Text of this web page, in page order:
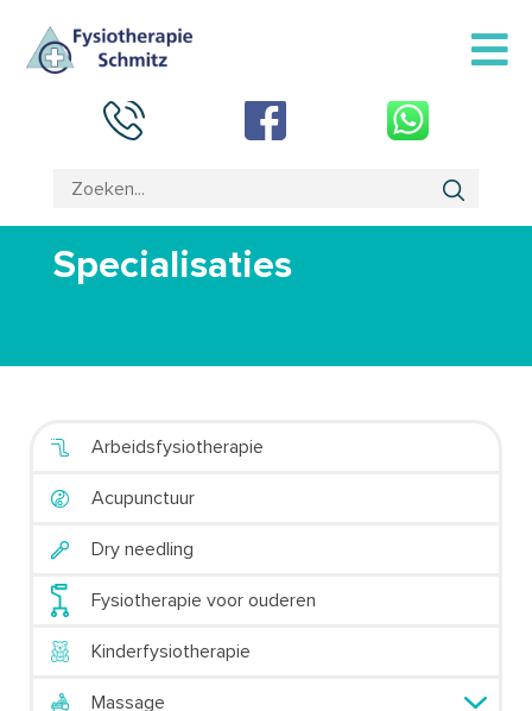
Specialisaties
Arbeidsfysiotherapie
Acupunctuur
Dry needling
Fysiotherapie voor ouderen
Kinderfysiotherapie
Massage